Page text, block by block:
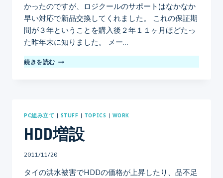
かったのですが、ロジクールのサポートはなかなか
早い対応で新品交換してくれました。 これの保証期
間が３年ということを購入後２年１１ヶ月ほどたっ
た昨年末に知りました。 メー…
続きを読む MX5500
再
PC組み立て | STUFF | TOPICS | WORK
HDD増設
By
2011/11/20
タイの洪水被害でHDDの価格が上昇したり、品不足